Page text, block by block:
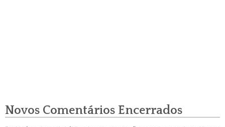
Novos Comentários Encerrados